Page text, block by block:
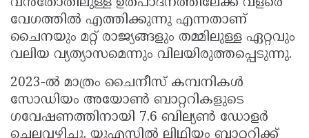
വൻതോതിലുള്ള ഉത്പാദനത്തിലേക്ക് വളരെ
വേഗത്തിൽ എത്തിക്കുന്നു എന്നതാണ്
ചൈനയും മറ്റ് രാജ്യങ്ങളും തമ്മിലുള്ള ഏറ്റവും
വലിയ വ്യത്യാസമെന്നും വിലയിരുത്തപ്പെടുന്നു.
2023-ൽ മാത്രം ചൈനീസ് കമ്പനികൾ
സോഡിയം അയോൺ ബാറ്ററികളുടെ
ഗവേഷണത്തിനായി 7.6 ബില്യൺ ഡോളർ